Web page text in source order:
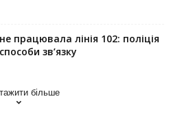
працювала лінія 102: поліція
зв’язку
більше